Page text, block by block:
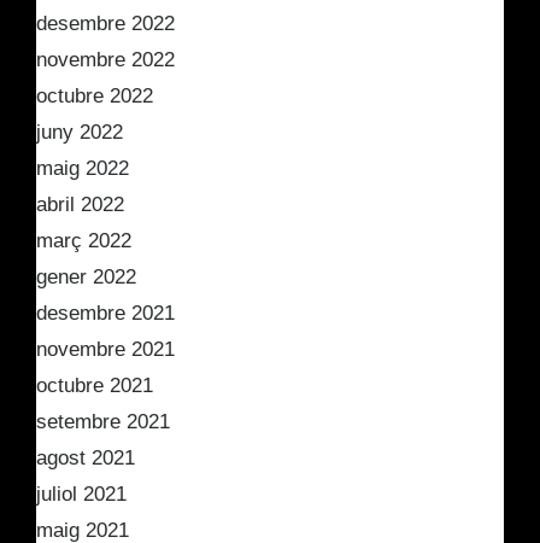
desembre 2022
novembre 2022
octubre 2022
juny 2022
maig 2022
abril 2022
març 2022
gener 2022
desembre 2021
novembre 2021
octubre 2021
setembre 2021
agost 2021
juliol 2021
maig 2021